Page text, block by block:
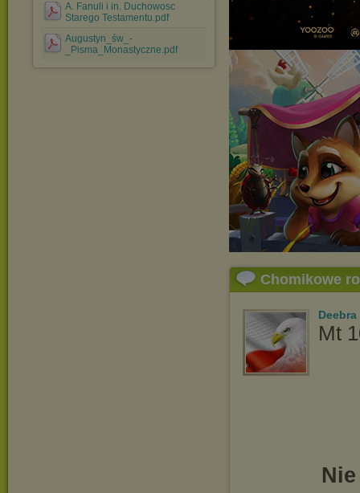
A. Fanuli i in. Duchowosc
Starego Testamentu.pdf
Augustyn_św_-
_Pisma_Monastyczne.pdf
Chomikowe
Deebra
Mt